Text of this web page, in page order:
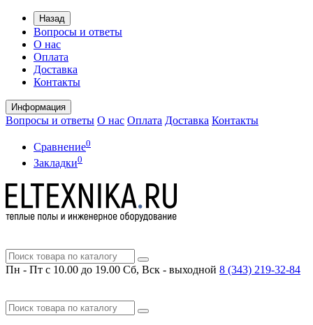
Назад
Вопросы и ответы
О нас
Оплата
Доставка
Контакты
Информация
Вопросы и ответы О нас Оплата Доставка Контакты
Сравнение0
Закладки0
Пн - Пт с 10.00 до 19.00 Сб, Вск - выходной 8 (343) 219-32-84